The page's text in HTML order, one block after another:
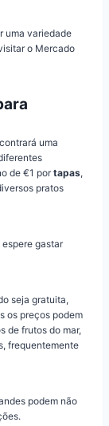
uma variedade
o Mercado
uma
de €1 portapas,
pratos
espere gastar
seja gratuita,
os preços podem
de frutos do mar,
frequentemente
podem não